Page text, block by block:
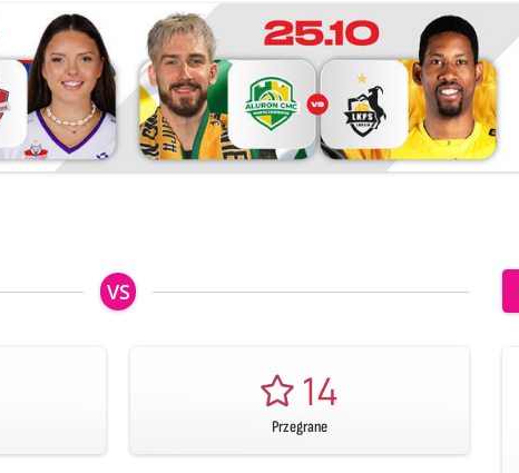
VS
14
Przegrane